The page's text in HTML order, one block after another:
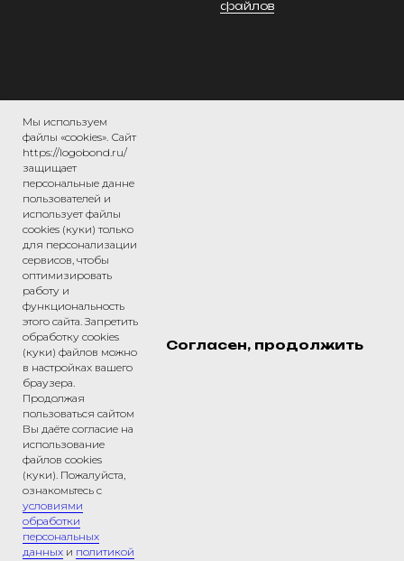
файлов
Индивидуальный предприниматель
Бондарева Юлия Юрьевна
ИНН: 260402328444
ОГРНИП: 315500900003706
Юридический адрес: 142001 Россия,
Московская обл. г.Домодедово мкр.Северный,
Расчетный счет: 40802810634250000106
Банк: Филиал "Центральный" Банка ВТБ (ПАО)
БИК банка:044525411
К/сч 30101810145250000411
Мы используем
файлы «cookies». Сайт
https://logobond.ru/
защищает
персональные данне
пользователей и
использует файлы
cookies (куки) только
для персонализации
сервисов, чтобы
оптимизировать
работу и
функциональность
этого сайта. Запретить
обработку cookies
(куки) файлов можно
в настройках вашего
браузера.
Продолжая
пользоваться сайтом
Вы даёте согласие на
использование
файлов cookies
(куки). Пожалуйста,
ознакомьтесь с
условиями
обработки
персональных
данных и политикой
Согласен, продолжить